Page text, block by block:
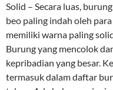
Solid – Secara luas,
beo paling indah oleh
memiliki warna paling
Burung yang mencolok
kepribadian yang besar.
termasuk dalam daftar